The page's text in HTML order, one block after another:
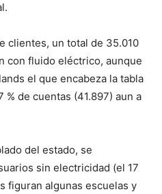
clientes, un total de 35.010
con fluido eléctrico, aunque
el que encabeza la tabla
% de cuentas (41.897) aun a
del estado, se
sin electricidad (el 17
figuran algunas escuelas y